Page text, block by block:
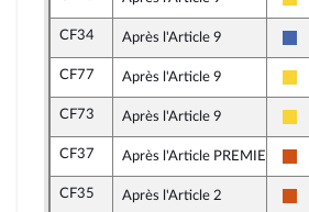
CF34 Après l'Article 9
CF77 Après l'Article 9
CF73 Après l'Article 9
CF37 Après l'Article PREMIER
CF35 Après l'Article 2